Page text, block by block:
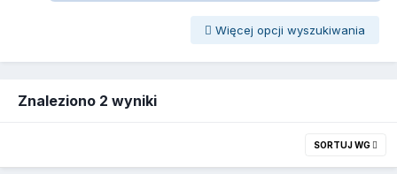
Więcej opcji wyszukiwania
Znaleziono 2 wyniki
SORTUJ WG